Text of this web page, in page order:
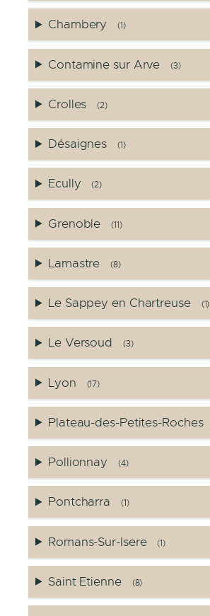
Chambery (1)
Contamine sur Arve (3)
Crolles (2)
Désaignes (1)
Ecully (2)
Grenoble (11)
Lamastre (8)
Le Sappey en Chartreuse (1)
Le Versoud (3)
Lyon (17)
Plateau-des-Petites-Roches
Pollionnay (4)
Pontcharra (1)
Romans-Sur-Isere (1)
Saint Etienne (8)